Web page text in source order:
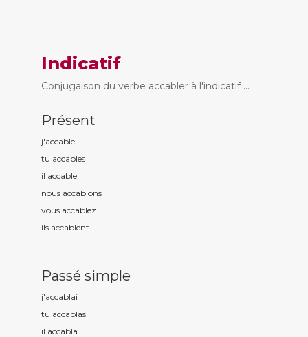
Indicatif
Conjugaison du verbe accabler à l'indicatif ...
Présent
j'accable
tu accables
il accable
nous accablons
vous accablez
ils accablent
Passé simple
j'accablai
tu accablas
il accabla